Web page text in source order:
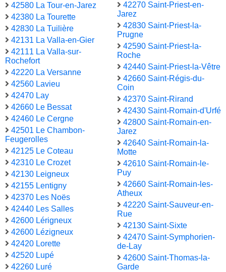
42580 La Tour-en-Jarez
42380 La Tourette
42830 La Tuilière
42131 La Valla-en-Gier
42111 La Valla-sur-
Rochefort
42220 La Versanne
42560 Lavieu
42470 Lay
42660 Le Bessat
42460 Le Cergne
42501 Le Chambon-
Feugerolles
42125 Le Coteau
42310 Le Crozet
42130 Leigneux
42155 Lentigny
42370 Les Noës
42440 Les Salles
42600 Lérigneux
42600 Lézigneux
42420 Lorette
42520 Lupé
42260 Luré
42270 Saint-Priest-en-
Jarez
42830 Saint-Priest-la-
Prugne
42590 Saint-Priest-la-
Roche
42440 Saint-Priest-la-Vêtre
42660 Saint-Régis-du-
Coin
42370 Saint-Rirand
42430 Saint-Romain-d'Urfé
42800 Saint-Romain-en-
Jarez
42640 Saint-Romain-la-
Motte
42610 Saint-Romain-le-
Puy
42660 Saint-Romain-les-
Atheux
42220 Saint-Sauveur-en-
Rue
42130 Saint-Sixte
42470 Saint-Symphorien-
de-Lay
42600 Saint-Thomas-la-
Garde